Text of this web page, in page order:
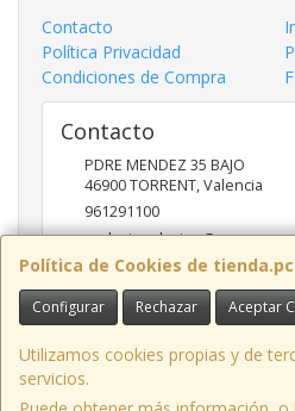
Política de Cookies de
Configurar Rechazar Aceptar
Utilizamos cookies propias y de
servicios.
Contacto
Política Privacidad
Condiciones de Compra
Contacto
PDRE MENDEZ 35 BAJO
46900TORRENT,Valencia
961291100
nadasinsolucion@pcmas.es
Horario
10 -14 17 - 20